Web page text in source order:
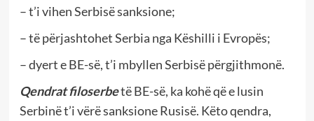
– t’i vihen Serbisë sanksione;
– të përjashtohet Serbia nga Këshilli i Evropës;
– dyert e BE-së, t’i mbyllen Serbisë përgjithmonë.
Qendrat filoserbetë BE-së, ka kohë që e lusin
Serbinë t’i vërë sanksione Rusisë. Këto qendra,